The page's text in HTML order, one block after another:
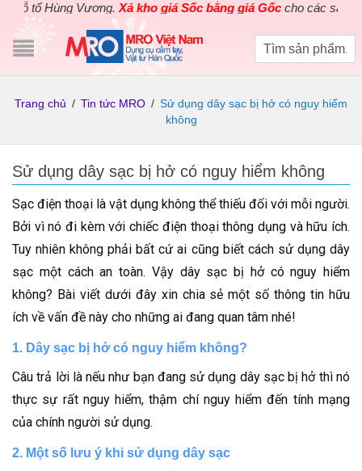
Hùng Vương.Xả kho giá Sốc bằng giá Gốccho các sản phẩm
Trang chủ / Tin tức MRO / Sử dụng dây sạc bị hở có nguy hiểm
không
Sử dụng dây sạc bị hở có nguy hiểm không
Sạc điện thoại là vật dụng không thể thiếu đối với mỗi người.
Bởi vì nó đi kèm với chiếc điện thoại thông dụng và hữu ích.
Tuy nhiên không phải bất cứ ai cũng biết cách sử dụng dây
sạc một cách an toàn. Vậy dây sạc bị hở có nguy hiểm
không? Bài viết dưới đây xin chia sẻ một số thông tin hữu
ích về vấn đề này cho những ai đang quan tâm nhé!
1. Dây sạc bị hở có nguy hiểm không?
Câu trả lời là nếu như bạn đang sử dụng dây sạc bị hở thì nó
thực sự rất nguy hiểm, thậm chí nguy hiểm đến tính mạng
của chính người sử dụng.
2. Một số lưu ý khi sử dụng dây sạc